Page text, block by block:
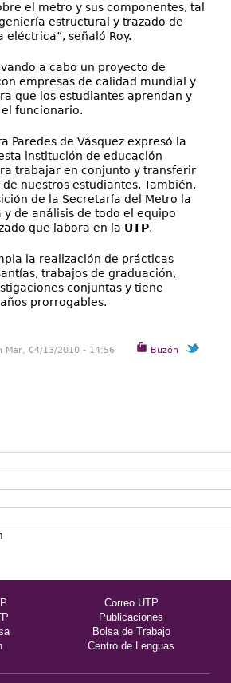
el metro y sus componentes, tal
estructural y trazado de
eléctrica”, señaló Roy.
a cabo un proyecto de
empresas de calidad mundial y
que los estudiantes aprendan y
funcionario.
Paredes de Vásquez expresó la
institución de educación
trabajar en conjunto y transferir
nuestros estudiantes. También,
de la Secretaría del Metro la
de análisis de todo el equipo
que labora en la UTP.
la realización de prácticas
trabajos de graduación,
conjuntas y tiene
prorrogables.
Buzón
Mar, 04/13/2010 - 14:56
Correo UTP
Publicaciones
Bolsa de Trabajo
Centro de Lenguas